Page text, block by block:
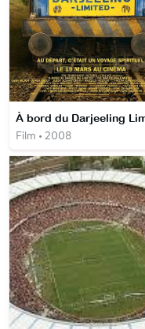
Film • 2008